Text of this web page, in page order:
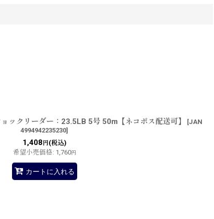
ックリーダー：23.5LB 5号 50m【ネコポス配送可】 [JAN
4994942235230]
1,408 円(税込)
希望小売価格: 1,760円
カートに入れる